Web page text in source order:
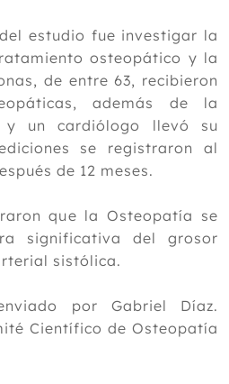
estudio fue investigar la
osteopático y la
de entre 63, recibieron
además de la
y un cardiólogo llevó su
se registraron al
de 12 meses.
que la Osteopatía se
significativa del grosor
sistólica.
por Gabriel Díaz.
Científico de Osteopatía